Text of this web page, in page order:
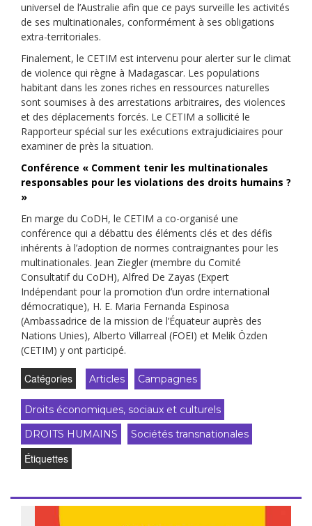
universel de l’Australie afin que ce pays surveille les activités
de ses multinationales, conformément à ses obligations
extra-territoriales.
Finalement, le CETIM est intervenu pour alerter sur le climat
de violence qui règne à Madagascar. Les populations
habitant dans les zones riches en ressources naturelles
sont soumises à des arrestations arbitraires, des violences
et des déplacements forcés. Le CETIM a sollicité le
Rapporteur spécial sur les exécutions extrajudiciaires pour
examiner de près la situation.
Conférence « Comment tenir les multinationales
responsables pour les violations des droits humains ?
»
En marge du CoDH, le CETIM a co-organisé une
conférence qui a débattu des éléments clés et des défis
inhérents à l’adoption de normes contraignantes pour les
multinationales. Jean Ziegler (membre du Comité
Consultatif du CoDH), Alfred De Zayas (Expert
Indépendant pour la promotion d’un ordre international
démocratique), H. E. Maria Fernanda Espinosa
(Ambassadrice de la mission de l’Équateur auprès des
Nations Unies), Alberto Villarreal (FOEI) et Melik Özden
(CETIM) y ont participé.
Catégories Articles Campagnes
Droits économiques, sociaux et culturels
DROITS HUMAINS
Sociétés transnationales
Étiquettes